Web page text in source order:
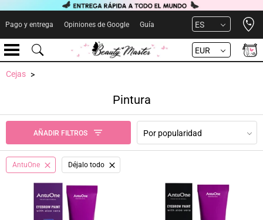
Pago y entrega Opiniones de Google Guía ES
EUR
Cejas
Pintura
AÑADIR FILTROS Por popularidad
AntuOne Déjalo todo